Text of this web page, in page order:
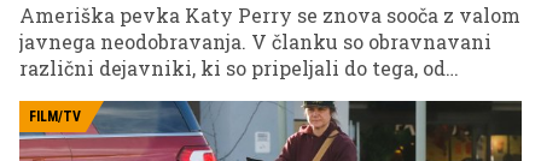
Ameriška pevka Katy Perry se znova sooča z valom
javnega neodobravanja. V članku so obravnavani
različni dejavniki, ki so pripeljali do tega, od
spolnih zlorab, do vprašljive odločitve o
sodelovanju v vesoljskem potovanju.
FILM/TV